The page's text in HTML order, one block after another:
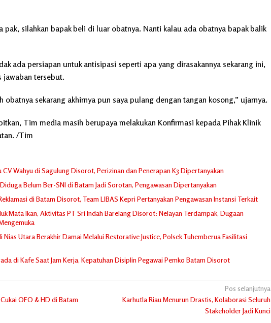
pak, silahkan bapak beli di luar obatnya. Nanti kalau ada obatnya bapak balik
ada persiapan untuk antisipasi seperti apa yang dirasakannya sekarang ini,
jawaban tersebut.
obatnya sekarang akhirnya pun saya pulang dengan tangan kosong,” ujarnya.
Tim media masih berupaya melakukan Konfirmasi kepada Pihak Klinik
/Tim
Wahyu di Sagulung Disorot, Perizinan dan Penerapan K3 Dipertanyakan
Belum Ber-SNI di Batam Jadi Sorotan, Pengawasan Dipertanyakan
di Batam Disorot, Team LIBAS Kepri Pertanyakan Pengawasan Instansi Terkait
Mata Ikan, Aktivitas PT Sri Indah Barelang Disorot: Nelayan Terdampak, Dugaan
Utara Berakhir Damai Melalui Restorative Justice, Polsek Tuhemberua Fasilitasi
di Kafe Saat Jam Kerja, Kepatuhan Disiplin Pegawai Pemko Batam Disorot
OFO & HD di Batam
Pos selanjutnya
Karhutla Riau Menurun Drastis, Kolaborasi Seluruh
Stakeholder Jadi Kunci